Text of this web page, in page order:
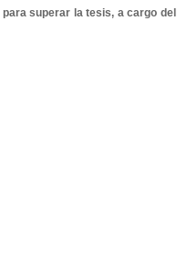
superar la tesis, a cargo del